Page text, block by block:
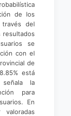
de los
del
resultados
se
con el
de
está
señala la
para
En
valoradas